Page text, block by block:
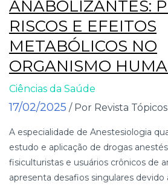
ANABOLIZANTES:
RISCOS E EFEITOS
METABÓLICOS NO
ORGANISMO
Ciências da Saúde
17/02/2025 / Por Revista Tópicos
A especialidade de Anestesiologia
estudo e aplicação de drogas
fisiculturistas e usuários crônicos de
apresenta desafios singulares devido